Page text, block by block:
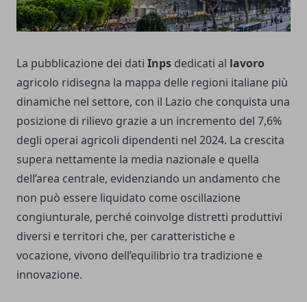
La pubblicazione dei dati Inps dedicati al lavoro
agricolo ridisegna la mappa delle regioni italiane più
dinamiche nel settore, con il Lazio che conquista una
posizione di rilievo grazie a un incremento del 7,6%
degli operai agricoli dipendenti nel 2024. La crescita
supera nettamente la media nazionale e quella
dell’area centrale, evidenziando un andamento che
non può essere liquidato come oscillazione
congiunturale, perché coinvolge distretti produttivi
diversi e territori che, per caratteristiche e
vocazione, vivono dell’equilibrio tra tradizione e
innovazione.